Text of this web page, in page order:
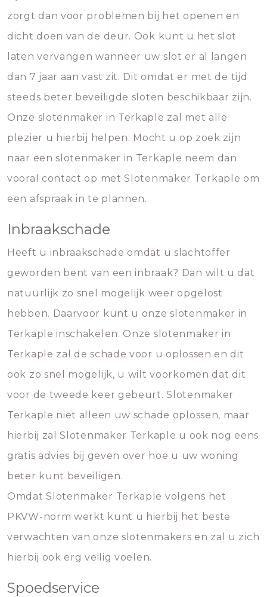
zorgt dan voor problemen bij het openen en
dicht doen van de deur. Ook kunt u het slot
laten vervangen wanneer uw slot er al langen
dan 7 jaar aan vast zit. Dit omdat er met de tijd
steeds beter beveiligde sloten beschikbaar zijn.
Onze slotenmaker in Terkaple zal met alle
plezier u hierbij helpen. Mocht u op zoek zijn
naar een slotenmaker in Terkaple neem dan
vooral contact op met Slotenmaker Terkaple om
een afspraak in te plannen.
Inbraakschade
Heeft u inbraakschade omdat u slachtoffer
geworden bent van een inbraak? Dan wilt u dat
natuurlijk zo snel mogelijk weer opgelost
hebben. Daarvoor kunt u onze slotenmaker in
Terkaple inschakelen. Onze slotenmaker in
Terkaple zal de schade voor u oplossen en dit
ook zo snel mogelijk, u wilt voorkomen dat dit
voor de tweede keer gebeurt. Slotenmaker
Terkaple niet alleen uw schade oplossen, maar
hierbij zal Slotenmaker Terkaple u ook nog eens
gratis advies bij geven over hoe u uw woning
beter kunt beveiligen.
Omdat Slotenmaker Terkaple volgens het
PKVW-norm werkt kunt u hierbij het beste
verwachten van onze slotenmakers en zal u zich
hierbij ook erg veilig voelen.
Spoedservice